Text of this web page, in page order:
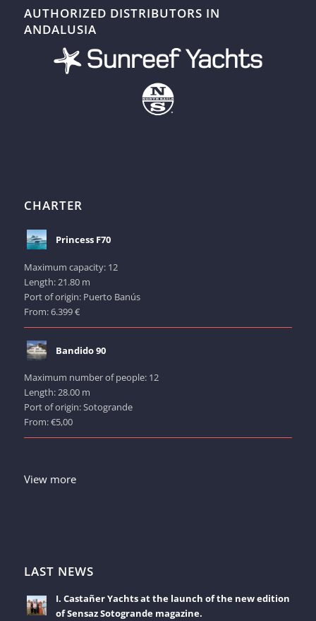
AUTHORIZED DISTRIBUTORS IN
ANDALUSIA
CHARTER
Princess F70
Maximum capacity: 12
Length: 21.80 m
Port of origin: Puerto Banús
From: 6.399 €
Bandido 90
Maximum number of people: 12
Length: 28.00 m
Port of origin: Sotogrande
From: €5,00
View more
LAST NEWS
I. Castañer Yachts at the launch of the new edition
of Sensaz Sotogrande magazine.